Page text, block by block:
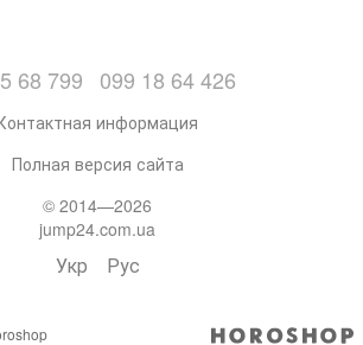
68 799 099 18 64 426
информация
Полная версия сайта
© 2014—2026
jump24.com.ua
Укр Рус